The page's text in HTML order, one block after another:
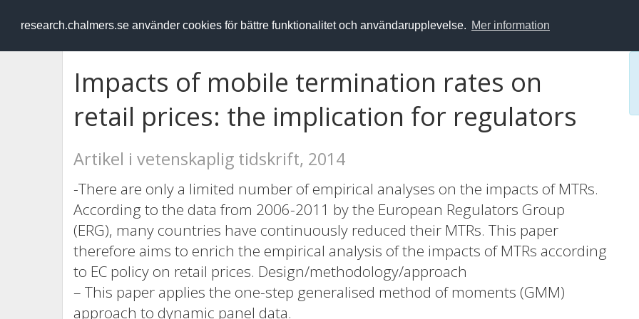
research.chalmers.se använder cookies för bättre funktionalitet och användarupplevelse. Mer information
RESEARCH.chalmers.se
Impacts of mobile termination rates on
retail prices: the implication for regulators
Artikel i vetenskaplig tidskrift, 2014
-There are only a limited number of empirical analyses on the impacts of MTRs.
According to the data from 2006-2011 by the European Regulators Group
(ERG), many countries have continuously reduced their MTRs. This paper
therefore aims to enrich the empirical analysis of the impacts of MTRs according
to EC policy on retail prices. Design/methodology/approach
– This paper applies the one-step generalised method of moments (GMM)
approach to dynamic panel data.